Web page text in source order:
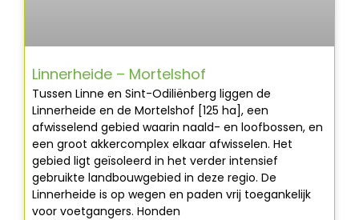
Linnerheide – Mortelshof
Tussen Linne en Sint-Odiliënberg liggen de
Linnerheide en de Mortelshof [125 ha], een
afwisselend gebied waarin naald- en loofbossen, en
een groot akkercomplex elkaar afwisselen. Het
gebied ligt geïsoleerd in het verder intensief
gebruikte landbouwgebied in deze regio. De
Linnerheide is op wegen en paden vrij toegankelijk
voor voetgangers. Honden